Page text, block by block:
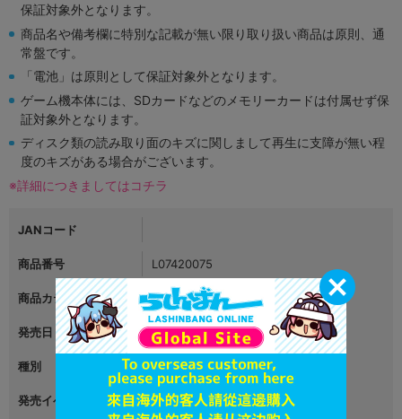
保証対象外となります。
商品名や備考欄に特別な記載が無い限り取り扱い商品は原則、通
常盤です。
「電池」は原則として保証対象外となります。
ゲーム機本体には、SDカードなどのメモリーカードは付属せず保
証対象外となります。
ディスク類の読み取り面のキズに関しまして再生に支障が無い程
度のキズがある場合がございます。
※詳細につきましてはコチラ
JANコード
商品番号 L07420075
商品カテゴリ グッズ
発売日 2025年11月19日
種別 その他
発売イベント